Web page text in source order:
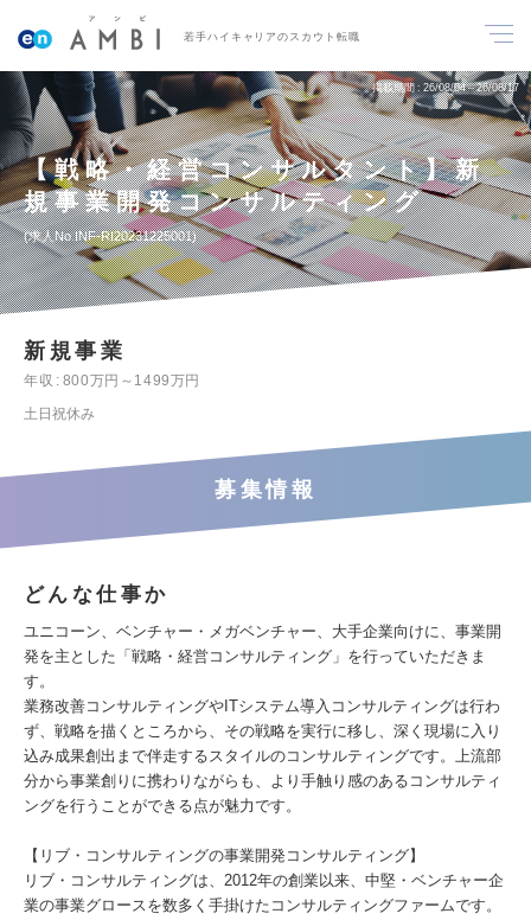
若手ハイキャリアのスカウト転職
掲載期間 26/08/04～26/08/17
【戦略・経営コンサルタント】新
規事業開発コンサルティング
求人No.INF-RI20231225001
新規事業
年収
800万円～1499万円
土日祝休み
募集情報
どんな仕事か
ユニコーン、ベンチャー・メガベンチャー、大手企業向けに、事業開
発を主とした「戦略・経営コンサルティング」を行っていただきま
す。
業務改善コンサルティングやITシステム導入コンサルティングは行わ
ず、戦略を描くところから、その戦略を実行に移し、深く現場に入り
込み成果創出まで伴走するスタイルのコンサルティングです。上流部
分から事業創りに携わりながらも、より手触り感のあるコンサルティ
ングを行うことができる点が魅力です。
【リブ・コンサルティングの事業開発コンサルティング】
リブ・コンサルティングは、2012年の創業以来、中堅・ベンチャー企
業の事業グロースを数多く手掛けたコンサルティングファームです。